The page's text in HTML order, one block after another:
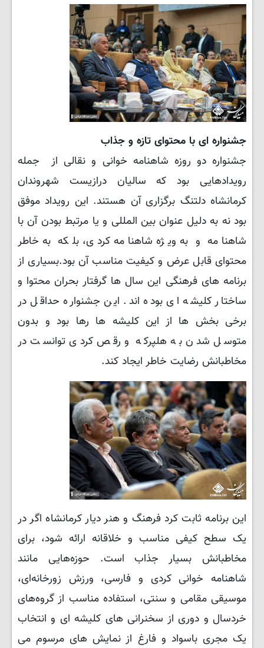
جشنواره ای با محتوای تازه و جذاب
جشنواره دو روزه شاهنامه خوانی و نقالی از جمله
رویدادهایی بود که سالیان درازیست شهروندان
کرمانشاه دلتنگ برگزاری آن هستند. این رویداد موفق
بود نه به دلیل‌ عنوان بین المللی و یا مرتبط بودن آن با
شاهنامه و به ویژه شاهنامه کردی، بلکه به خاطر
محتوای قابل عرض و کیفیت مناسب آن بود.بسیاری از
برنامه های فرهنگی این سال ها گرفتار بحران محتوا و
ساختار کلیشه ای بوده اند. این جشنواره حداقل در
برخی بخش ها از این کلیشه ها رها بود و بدون
متوسل شدن به هلپرکه و رقص کردی توانست در
مخاطبانش رضایت خاطر ایجاد کند.
این برنامه ثابت کرد فرهنگ و هنر دیار کرمانشاه اگر در
یک سطح کیفی مناسب و خلاقانه ارائه شود، برای
مخاطبانش بسیار جذاب است. حوزه‌هایی مانند
شاهنامه خوانی کردی و فارسی، ورزش زورخانه‌ای،
موسیقی مقامی و سنتی، استفاده مناسب از گروه‌های
خردسال و دوری از سخنرانی های کلیشه ای و انتخاب
یک مجری باسواد و فارغ از نمایش های مرسوم می